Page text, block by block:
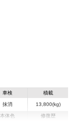
車検
抹消
積載
13,800(kg)
本体色 修復歴